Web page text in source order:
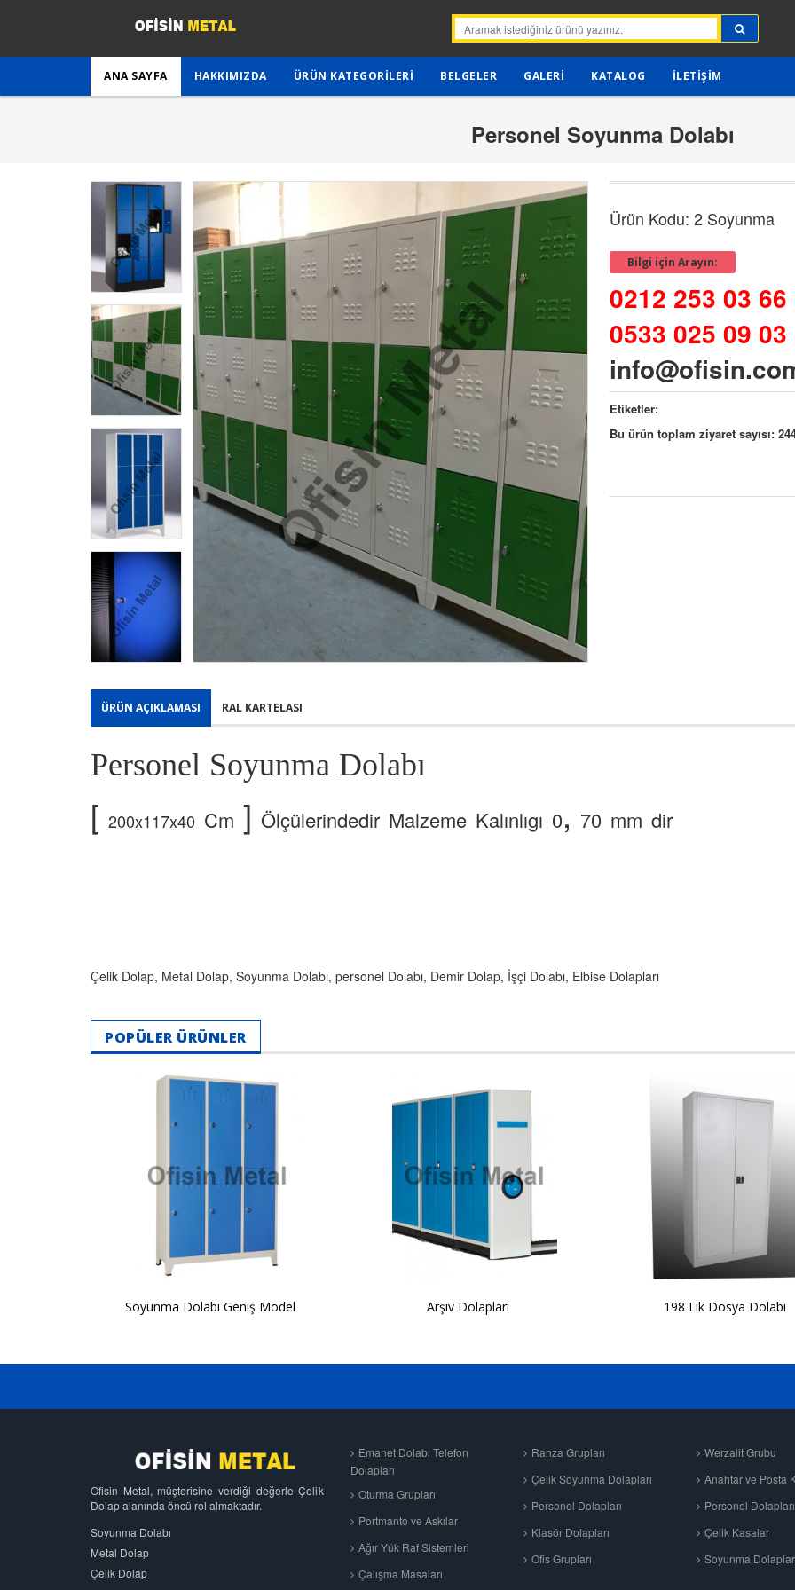
ANA SAYFA HAKKIMIZDA ÜRÜN KATEGORILERI BELGELER GALERI KATALOG İLETIŞIM
Personel Soyunma Dolabı
Ürün Kodu: 2 Soyunma
Bilgi için Arayın:
0212 253 03 66
0533 025 09 03
Etiketler:
Bu ürün toplam ziyaret sayısı:
ÜRÜN AÇIKLAMASI RAL KARTELASI
Personel Soyunma Dolabı
[ 200x117x40 Cm ] Ölçülerindedir Malzeme Kalınlıgı 0, 70 mm dir
Çelik Dolap, Metal Dolap, Soyunma Dolabı, personel Dolabı, Demir Dolap, İşçi Dolabı, Elbise Dolapları
POPÜLER ÜRÜNLER
Soyunma Dolabı Geniş Model Arşiv Dolapları 198 Lik Dosya Dolabı
Ofisin Metal, müşterisine verdiği değerle Çelik
Dolap alanında öncü rol almaktadır.
Soyunma Dolabı
Metal Dolap
Çelik Dolap
Emanet Dolabı Telefon
Dolapları
Oturma Grupları
Portmanto ve Askılar
Ağır Yük Raf Sistemleri
Çalışma Masaları
Ranza Grupları
Çelik Soyunma Dolapları
Personel Dolapları
Klasör Dolapları
Ofis Grupları
Werzalit Grubu
Anahtar ve Posta
Personel Dolapları
Çelik Kasalar
Soyunma